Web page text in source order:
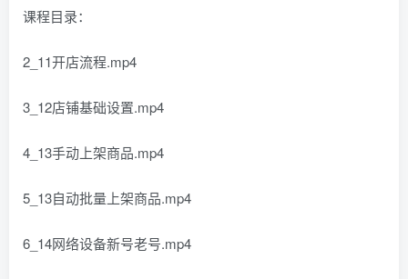
课程目录：
2_11开店流程.mp4
3_12店铺基础设置.mp4
4_13手动上架商品.mp4
5_13自动批量上架商品.mp4
6_14网络设备新号老号.mp4